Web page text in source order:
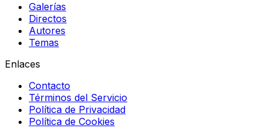
Galerías
Directos
Autores
Temas
Enlaces
Contacto
Términos del Servicio
Política de Privacidad
Política de Cookies